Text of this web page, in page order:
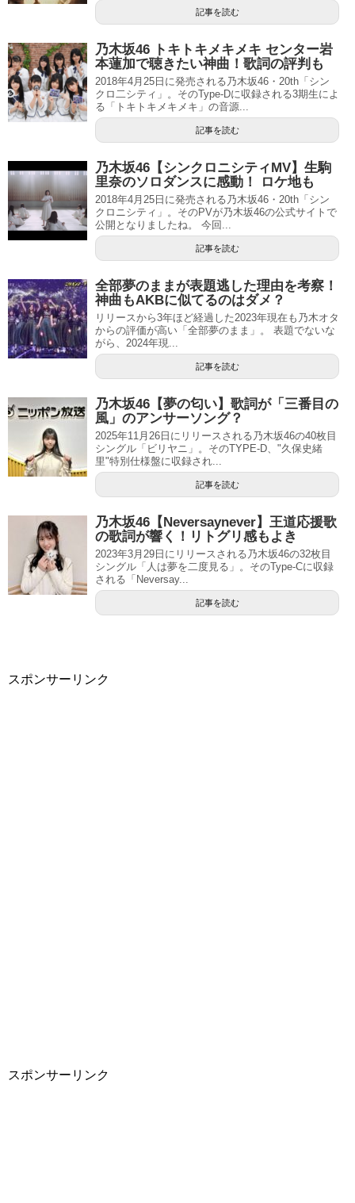
記事を読む
乃木坂46 トキトキメキメキ センター岩
本蓮加で聴きたい神曲！歌詞の評判も
2018年4月25日に発売される乃木坂46・20th「シン
クロ二シティ」。そのType-Dに収録される3期生によ
る「トキトキメキメキ」の音源...
記事を読む
乃木坂46【シンクロニシティMV】生駒
里奈のソロダンスに感動！ ロケ地も
2018年4月25日に発売される乃木坂46・20th「シン
クロニシティ」。そのPVが乃木坂46の公式サイトで
公開となりましたね。 今回...
記事を読む
全部夢のままが表題逃した理由を考察！
神曲もAKBに似てるのはダメ？
リリースから3年ほど経過した2023年現在も乃木オタ
からの評価が高い「全部夢のまま」。 表題でないな
がら、2024年現...
記事を読む
乃木坂46【夢の匂い】歌詞が「三番目の
風」のアンサーソング？
2025年11月26日にリリースされる乃木坂46の40枚目
シングル「ビリヤニ」。そのTYPE-D、"久保史緒
里"特別仕様盤に収録され...
記事を読む
乃木坂46【Neversaynever】王道応援歌
の歌詞が響く！リトグリ感もよき
2023年3月29日にリリースされる乃木坂46の32枚目
シングル「人は夢を二度見る」。そのType-Cに収録
される「Neversay...
記事を読む
スポンサーリンク
スポンサーリンク